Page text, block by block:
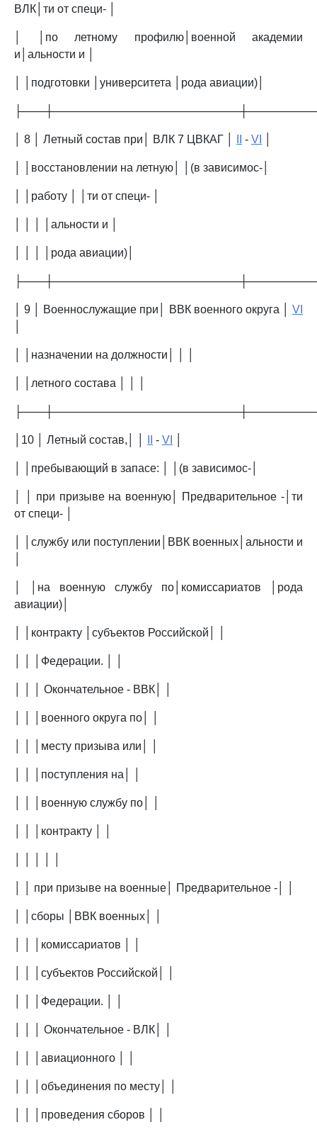
ВЛК│ти от специ- │
│ │по летному профилю│военной академии
и│альности и │
│ │подготовки │университета │рода авиации)│
│ 8 │ Летный состав при│ ВЛК 7 ЦВКАГ │ - VI
│ │восстановлении на летную│ │(в зависимос-│
│ │работу │ │ти от специ- │
│ │ │ │альности и │
│ │ │ │рода авиации)│
│ 9 │ Военнослужащие при│ ВВК военного округа │ VI
│ │назначении на должности│ │ │
│ │летного состава │ │ │
│10 │ Летный состав,│ │ - VI
│ │пребывающий в запасе: │ │(в зависимос-│
│ │ при призыве на военную│ Предварительное -│ти
от специ- │
│ │службу или поступлении│ВВК военных│альности и
│ │на военную службу по│комиссариатов │рода
авиации)│
│ │контракту │субъектов Российской│ │
│ │ │Федерации. │ │
│ │ │ Окончательное - ВВК│ │
│ │ │военного округа по│ │
│ │ │месту призыва или│ │
│ │ │поступления на│ │
│ │ │военную службу по│ │
│ │ │контракту │ │
│ │ при призыве на военные│ Предварительное -│ │
│ │сборы │ВВК военных│ │
│ │ │комиссариатов │ │
│ │ │субъектов Российской│ │
│ │ │Федерации. │ │
│ │ │ Окончательное - ВЛК│ │
│ │ │авиационного │ │
│ │ │объединения по месту│ │
│ │ │проведения сборов │ │